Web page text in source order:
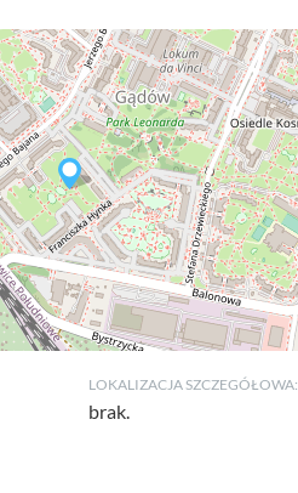
LOKALIZACJA SZCZEGÓŁOWA:
brak.